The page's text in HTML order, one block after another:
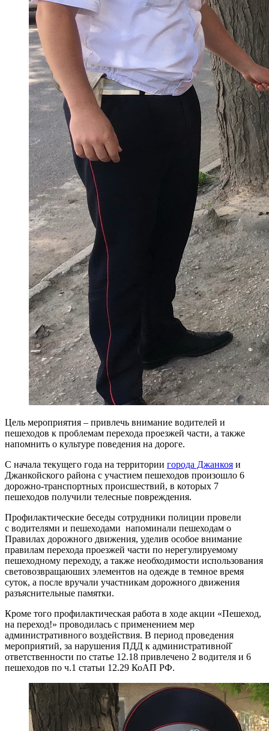
Цель мероприятия – привлечь внимание водителей и
пешеходов к проблемам перехода проезжей части, а также
напомнить о культуре поведения на дороге.
С начала текущего года на территории города Джанкоя и
Джанкойского района с участием пешеходов произошло 6
дорожно-транспортных происшествий, в которых 7
пешеходов получили телесные повреждения.
Профилактические беседы сотрудники полиции провели
с водителями и пешеходами напоминали пешеходам о
Правилах дорожного движения, уделив особое внимание
правилам перехода проезжей части по нерегулируемому
пешеходному переходу, а также необходимости использования
световозвращаюших элементов на одежде в темное время
суток, а после вручали участникам дорожного движения
разъяснительные памятки.
Кроме того профилактическая работа в ходе акции «Пешеход,
на переход!» проводилась с применением мер
административного воздействия. В период проведения
мероприятий, за нарушения ПДД к административной̆
ответственности по статье 12.18 привлечено 2 водителя и 6
пешеходов по ч.1 статьи 12.29 КоАП РФ.